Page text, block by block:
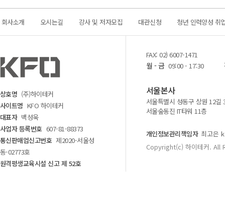
회사소개 오시는길 강사 및 저자모집 대관신청 청년 인력양성 취
상호명 (주)하이테커
사이트명 KFO 하이테커
대표자 백성욱
사업자 등록번호 607-81-88373
통신판매업신고번호 제2020-서울성
동-02773호
원격평생교육시설 신고 제 52호
FAX: 02) 6007-1471
월 - 금 09:00 - 17:30
서울본사
서울특별시 성동구 상원 12길
서울숲동진 IT타워 11층
개인정보관리책임자 최고은
Copyright(c) 하이테커.